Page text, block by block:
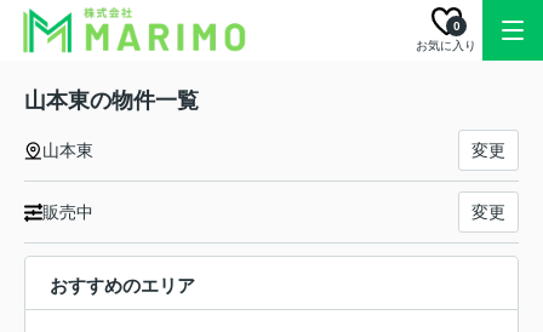
お気に入り
0
山本東の物件一覧
山本東 変更
販売中 変更
おすすめのエリア